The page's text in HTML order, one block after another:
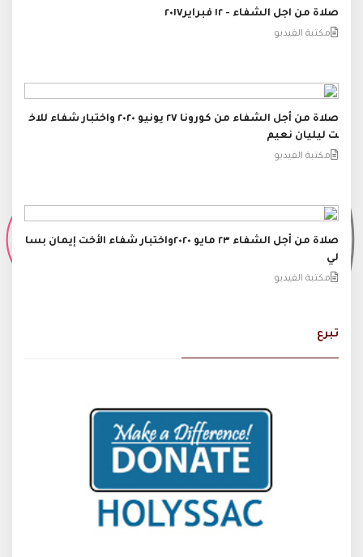
صلاة من اجل الشفاء - ١٢ فبراير٢٠١٧
مكتبة الفيديو
صلاة من أجل الشفاء من كورونا ٢٧ يونيو ٢٠٢٠ واختبار شفاء للاخ
ت ليليان نعيم
مكتبة الفيديو
صلاة من أجل الشفاء ٢٣ مايو ٢٠٢٠واختبار شفاء الأخت إيمان بسا
لي
مكتبة الفيديو
تبرع